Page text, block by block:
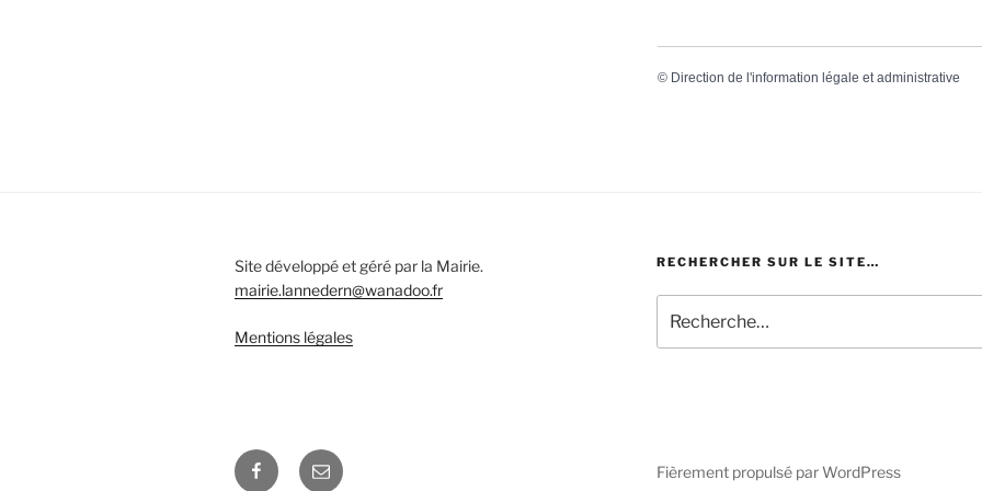
© Direction de l'information légale et administrative
Site développé et géré par la Mairie.
mairie.lannedern@wanadoo.fr
Mentions légales
RECHERCHER SUR LE SITE…
pour
:
Facebook
E-
Fièrement propulsé par WordPress